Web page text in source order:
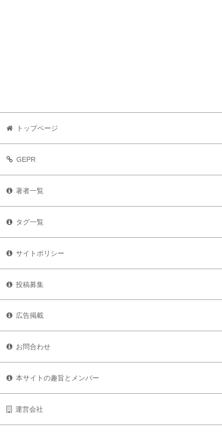
トップページ
GEPR
著者一覧
タグ一覧
サイトポリシー
投稿募集
広告掲載
お問合わせ
本サイトの趣旨とメンバー
運営会社